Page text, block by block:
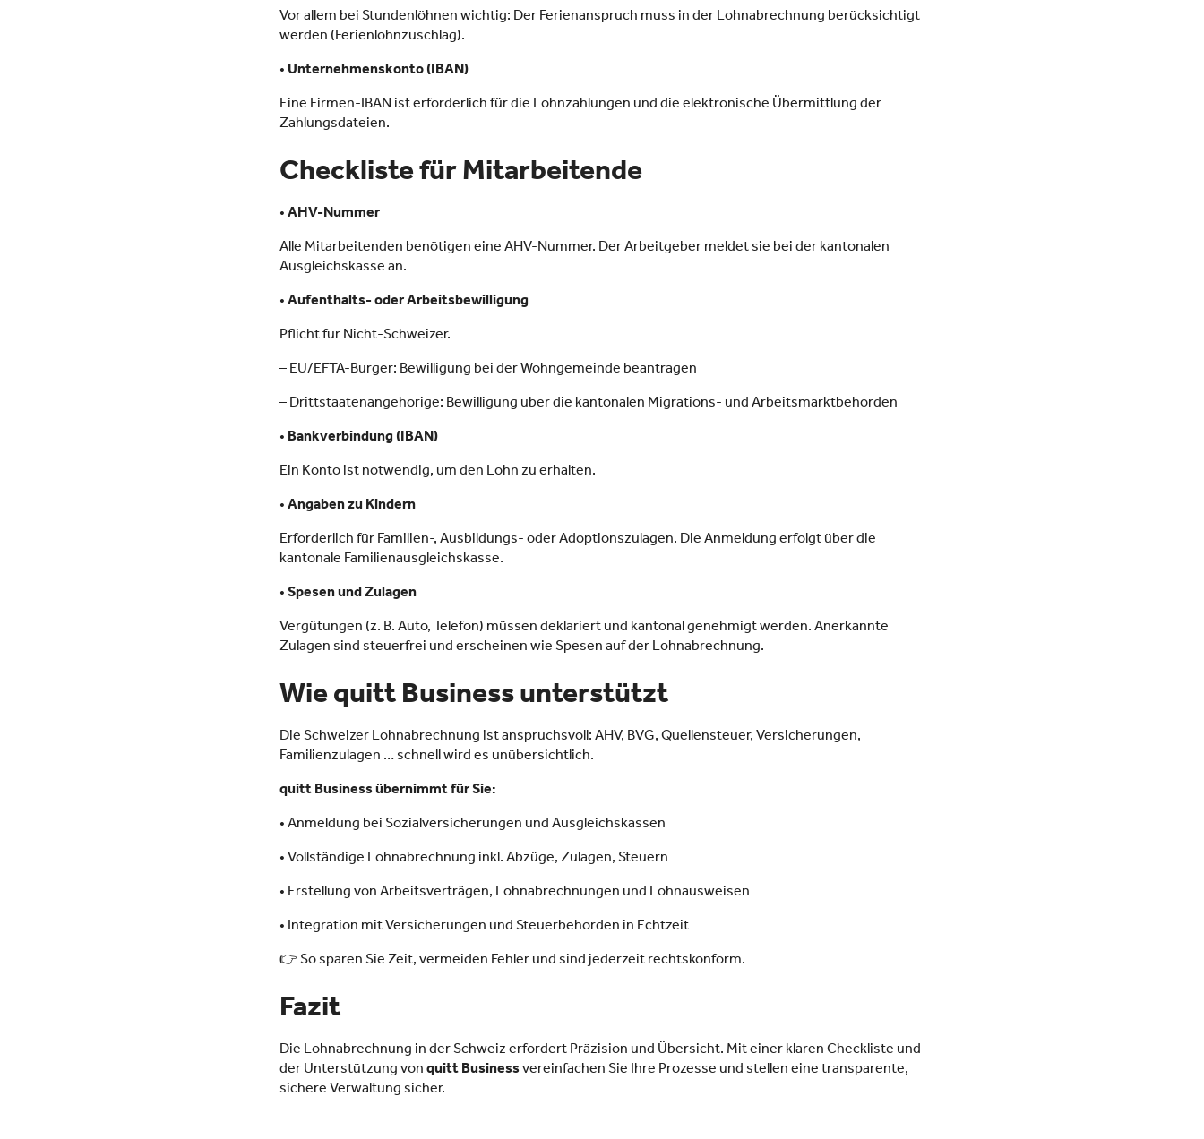
Vor allem bei Stundenlöhnen wichtig: Der Ferienanspruch muss in der Lohnabrechnung berücksichtigt
werden (Ferienlohnzuschlag).
•Unternehmenskonto (IBAN)
Eine Firmen-IBAN ist erforderlich für die Lohnzahlungen und die elektronische Übermittlung der
Zahlungsdateien.
Checkliste für Mitarbeitende
•AHV-Nummer
Alle Mitarbeitenden benötigen eine AHV-Nummer. Der Arbeitgeber meldet sie bei der kantonalen
Ausgleichskasse an.
•Aufenthalts- oder Arbeitsbewilligung
Pflicht für Nicht-Schweizer.
– EU/EFTA-Bürger: Bewilligung bei der Wohngemeinde beantragen
– Drittstaatenangehörige: Bewilligung über die kantonalen Migrations- und Arbeitsmarktbehörden
•Bankverbindung (IBAN)
Ein Konto ist notwendig, um den Lohn zu erhalten.
•Angaben zu Kindern
Erforderlich für Familien-, Ausbildungs- oder Adoptionszulagen. Die Anmeldung erfolgt über die
kantonale Familienausgleichskasse.
•Spesen und Zulagen
Vergütungen (z. B. Auto, Telefon) müssen deklariert und kantonal genehmigt werden. Anerkannte
Zulagen sind steuerfrei und erscheinen wie Spesen auf der Lohnabrechnung.
Wie quitt Business unterstützt
Die Schweizer Lohnabrechnung ist anspruchsvoll: AHV, BVG, Quellensteuer, Versicherungen,
Familienzulagen … schnell wird es unübersichtlich.
quitt Business übernimmt für Sie:
• Anmeldung bei Sozialversicherungen und Ausgleichskassen
• Vollständige Lohnabrechnung inkl. Abzüge, Zulagen, Steuern
• Erstellung von Arbeitsverträgen, Lohnabrechnungen und Lohnausweisen
• Integration mit Versicherungen und Steuerbehörden in Echtzeit
👉 So sparen Sie Zeit, vermeiden Fehler und sind jederzeit rechtskonform.
Fazit
Die Lohnabrechnung in der Schweiz erfordert Präzision und Übersicht. Mit einer klaren Checkliste und
der Unterstützung vonquitt Businessvereinfachen Sie Ihre Prozesse und stellen eine transparente,
sichere Verwaltung sicher.